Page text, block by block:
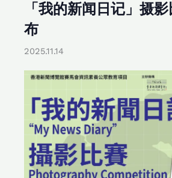
「我的新闻日记」摄
布
2025.11.14